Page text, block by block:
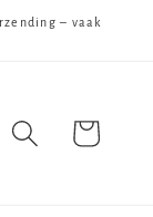
– vaak
Winkelwagen